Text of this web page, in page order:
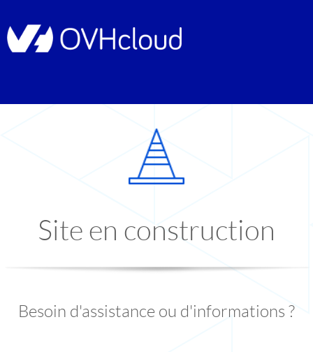
Site en construction
Besoin d'assistance ou d'informations ?